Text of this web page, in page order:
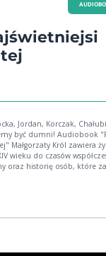
Jordan, Korczak,
"Polscy
Małgorzaty Król zawiera
wieku do czasów
oraz historię osób, które